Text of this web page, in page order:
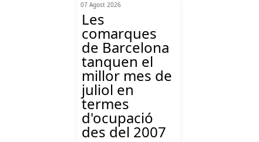
07 Agost 2026
Les
comarques
de Barcelona
tanquen el
millor mes de
juliol en
termes
d'ocupació
des del 2007